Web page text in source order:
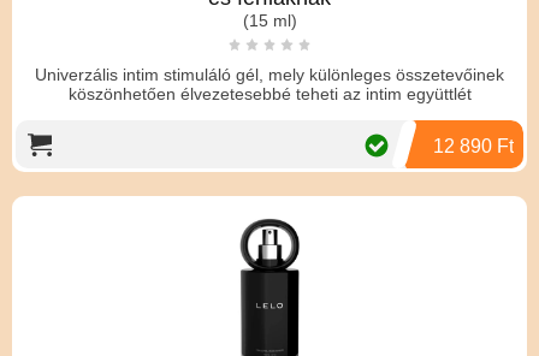
(15 ml)
Univerzális intim stimuláló gél, mely különleges összetevőinek
köszönhetően élvezetesebbé teheti az intim együttlét
12 890 Ft